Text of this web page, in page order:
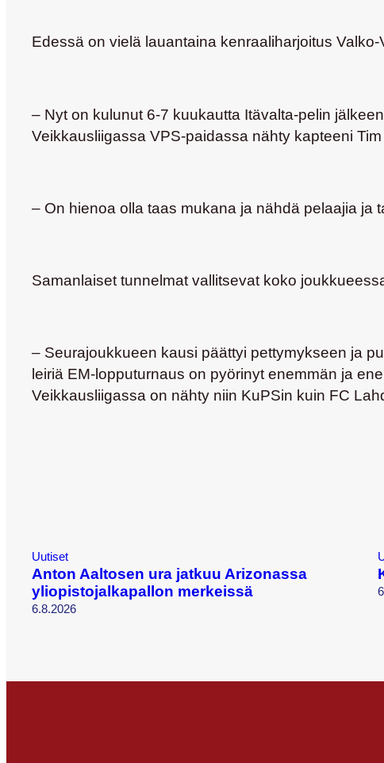
Edessä on vielä lauantaina kenraaliharjoitus
– Nyt on kulunut 6-7 kuukautta Itävalta-pelin
Veikkausliigassa VPS-paidassa nähty kapteeni
– On hienoa olla taas mukana ja nähdä pelaajia ja
Samanlaiset tunnelmat vallitsevat koko
– Seurajoukkueen kausi päättyi pettymykseen ja
leiriä EM-lopputurnaus on pyörinyt enemmän ja
Veikkausliigassa on nähty niin KuPSin kuin FC
Uutiset
Anton Aaltosen ura jatkuu Arizonassa
yliopistojalkapallon merkeissä
6.8.2026